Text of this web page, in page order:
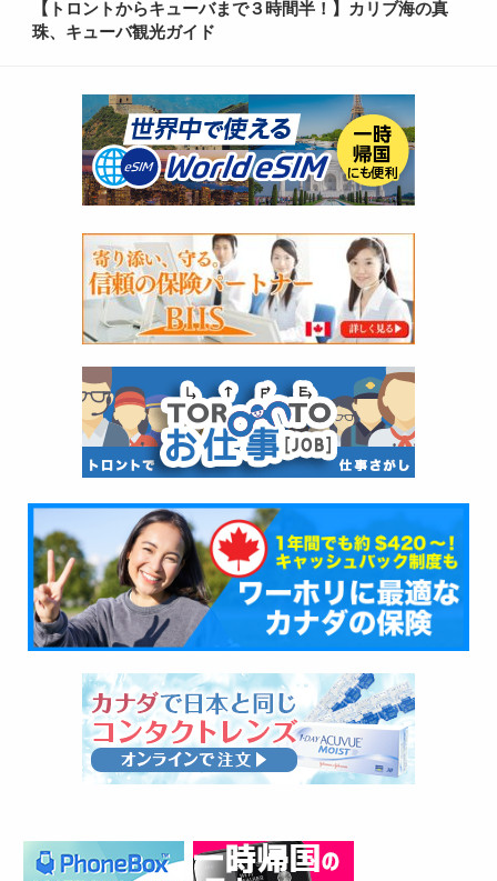
【トロントからキューバまで３時間半！】カリブ海の真
珠、キューバ観光ガイド